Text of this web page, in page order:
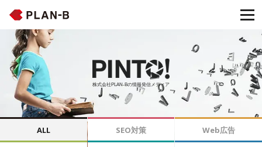
株式会社PLAN-Bの情報発信メディア
ALL SEO対策 Web広告